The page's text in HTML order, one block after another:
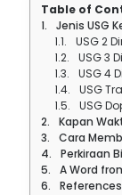
Table of
Jenis USG
USG 2
USG 3
USG 4
USG
USG
Kapan
Cara
Perkiraan
A Word
References